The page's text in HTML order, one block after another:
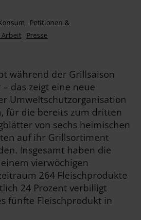
Petitionen &
Arbeit Presse
während der Grillsaison
das zeigt eine neue
Umweltschutzorganisation
für die bereits zum dritten
von sechs heimischen
auf ihr Grillsortiment
Insgesamt haben die
vierwöchigen
264 Fleischprodukte
24 Prozent verbilligt
fünfte Fleischprodukt in